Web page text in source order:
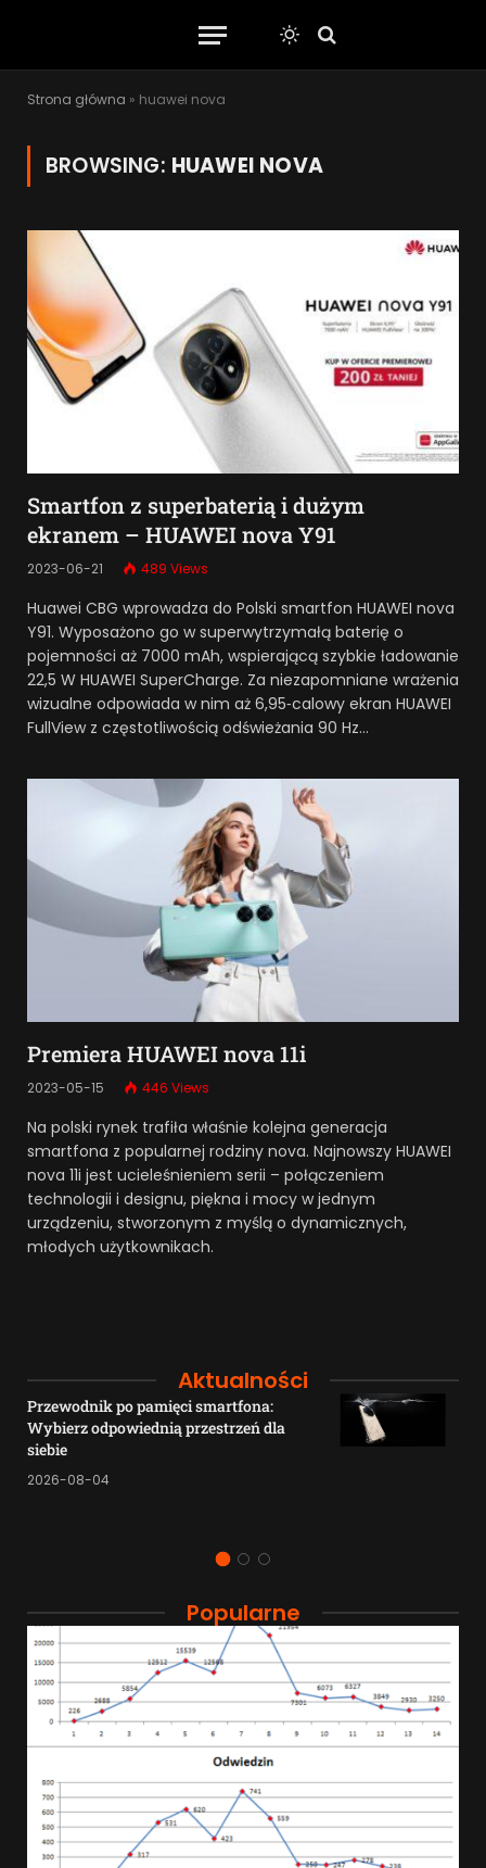
Strona główna » huawei nova
BROWSING: HUAWEI NOVA
Smartfon z superbaterią i dużym
ekranem – HUAWEI nova Y91
2023-06-21 489 Views
Huawei CBG wprowadza do Polski smartfon HUAWEI nova
Y91. Wyposażono go w superwytrzymałą baterię o
pojemności aż 7000 mAh, wspierającą szybkie ładowanie
22,5 W HUAWEI SuperCharge. Za niezapomniane wrażenia
wizualne odpowiada w nim aż 6,95‑calowy ekran HUAWEI
FullView z częstotliwością odświeżania 90 Hz…
Premiera HUAWEI nova 11i
2023-05-15 446 Views
Na polski rynek trafiła właśnie kolejna generacja
smartfona z popularnej rodziny nova. Najnowszy HUAWEI
nova 11i jest ucieleśnieniem serii – połączeniem
technologii i designu, piękna i mocy w jednym
urządzeniu, stworzonym z myślą o dynamicznych,
młodych użytkownikach.
Aktualności
Przewodnik po pamięci smartfona:
Wybierz odpowiednią przestrzeń dla
siebie
2026-08-04
Popularne